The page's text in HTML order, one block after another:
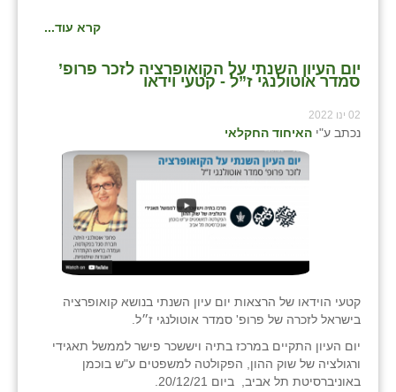
קרא עוד...
יום העיון השנתי על הקואופרציה לזכר פרופ’
סמדר אוטולנגי ז”ל - קטעי וידאו
02 ינו 2022
נכתב ע"י האיחוד החקלאי
קטעי הוידאו של הרצאות יום עיון השנתי בנושא קואופרציה
בישראל לזכרה של פרופ' סמדר אוטולנגי ז״ל.
יום העיון התקיים במרכז בתיה ויששכר פישר לממשל תאגידי
ורגולציה של שוק ההון, הפקולטה למשפטים ע"ש בוכמן
באוניברסיטת תל אביב,
ביום 20/12/21.